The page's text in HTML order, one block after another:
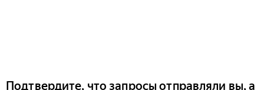
Подтвердите, что запросы отправляли вы, а